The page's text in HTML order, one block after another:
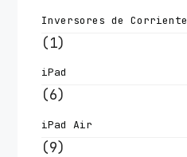
Inversores de Corriente
(1)
iPad
(6)
iPad Air
(9)